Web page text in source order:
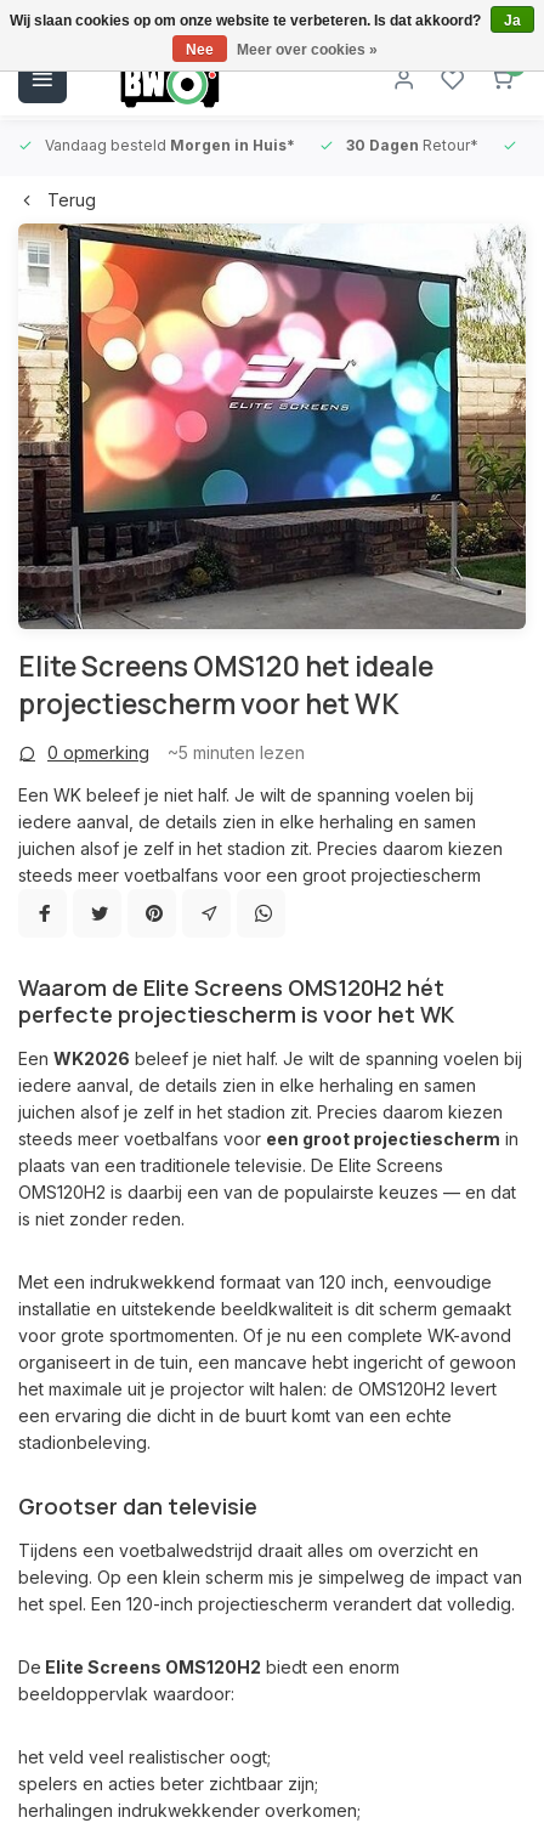
Vandaag besteld Morgen in Huis* 30 Dagen Retour*
Terug
Elite Screens OMS120 het ideale
projectiescherm voor het WK
0 opmerking ~5 minuten lezen
Een WK beleef je niet half. Je wilt de spanning voelen bij
iedere aanval, de details zien in elke herhaling en samen
juichen alsof je zelf in het stadion zit. Precies daarom kiezen
steeds meer voetbalfans voor een groot projectiescherm
Waarom de Elite Screens OMS120H2 hét
perfecte projectiescherm is voor het WK
Een WK2026 beleef je niet half. Je wilt de spanning voelen bij
iedere aanval, de details zien in elke herhaling en samen
juichen alsof je zelf in het stadion zit. Precies daarom kiezen
steeds meer voetbalfans voor een groot projectiescherm in
plaats van een traditionele televisie. De Elite Screens
OMS120H2 is daarbij een van de populairste keuzes — en dat
is niet zonder reden.
Met een indrukwekkend formaat van 120 inch, eenvoudige
installatie en uitstekende beeldkwaliteit is dit scherm gemaakt
voor grote sportmomenten. Of je nu een complete WK-avond
organiseert in de tuin, een mancave hebt ingericht of gewoon
het maximale uit je projector wilt halen: de OMS120H2 levert
een ervaring die dicht in de buurt komt van een echte
stadionbeleving.
Grootser dan televisie
Tijdens een voetbalwedstrijd draait alles om overzicht en
beleving. Op een klein scherm mis je simpelweg de impact van
het spel. Een 120-inch projectiescherm verandert dat volledig.
De Elite Screens OMS120H2 biedt een enorm
beeldoppervlak waardoor:
het veld veel realistischer oogt;
spelers en acties beter zichtbaar zijn;
herhalingen indrukwekkender overkomen;
Wij slaan cookies op om onze website te verbeteren. Is dat akkoord?
Ja
Nee
Meer over cookies »